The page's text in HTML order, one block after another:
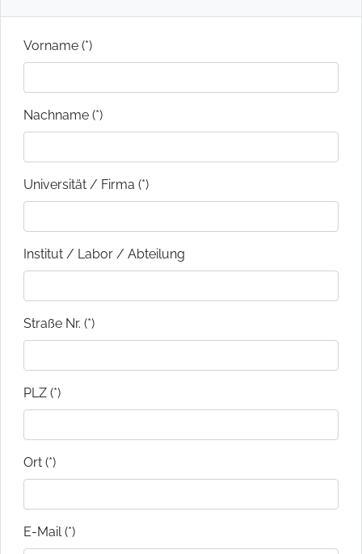
Vorname (*)
Nachname (*)
Universität / Firma (*)
Institut / Labor / Abteilung
Straße Nr. (*)
PLZ (*)
Ort (*)
E-Mail (*)